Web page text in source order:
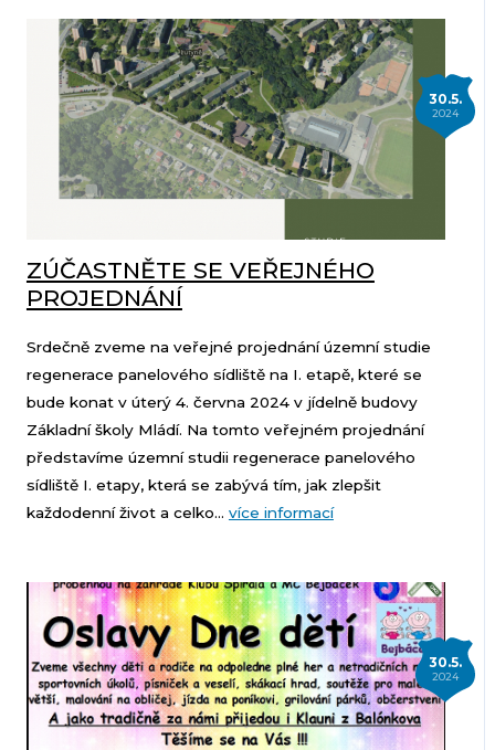
30.5.
2024
ZÚČASTNĚTE SE VEŘEJNÉHO
PROJEDNÁNÍ
Srdečně zveme na veřejné projednání územní studie
regenerace panelového sídliště na I. etapě, které se
bude konat v úterý 4. června 2024 v jídelně budovy
Základní školy Mládí. Na tomto veřejném projednání
představíme územní studii regenerace panelového
sídliště I. etapy, která se zabývá tím, jak zlepšit
každodenní život a celko... více informací
30.5.
2024